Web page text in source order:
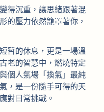
得沉重，讓思緒跟著混
的壓力依然籠罩著你，
暂的休息，更是一場溫
老的智慧中，燃燒特定
個人氣場「換氣」最純
，是一份隨手可得的天
對日常挑戰。